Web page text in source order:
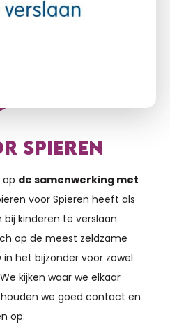
SPIEREN
op de samenwerking met
voor Spieren heeft als
kinderen te verslaan.
op de meest zeldzame
het bijzonder voor zowel
kijken waar we elkaar
we goed contact en
op.